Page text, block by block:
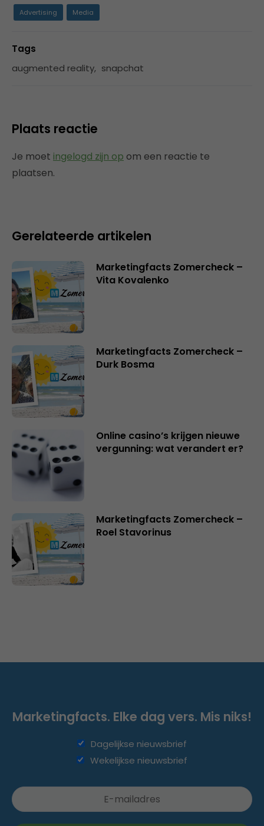
Advertising Media
Tags
augmented reality, snapchat
Plaats reactie
Je moet ingelogd zijn op om een reactie te
plaatsen.
Gerelateerde artikelen
Marketingfacts Zomercheck –
Vita Kovalenko
Marketingfacts Zomercheck –
Durk Bosma
Online casino’s krijgen nieuwe
vergunning: wat verandert er?
Marketingfacts Zomercheck –
Roel Stavorinus
Marketingfacts. Elke dag vers. Mis niks!
Dagelijkse nieuwsbrief
Wekelijkse nieuwsbrief